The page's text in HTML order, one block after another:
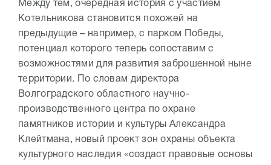
Между тем, очередная история с участием
Котельникова становится похожей на
предыдущие – например, с парком Победы,
потенциал которого теперь сопоставим с
возможностями для развития заброшенной ныне
территории. По словам директора
Волгоградского областного научно-
производственного центра по охране
памятников истории и культуры Александра
Клейтмана, новый проект зон охраны объекта
культурного наследия «создаст правовые основы